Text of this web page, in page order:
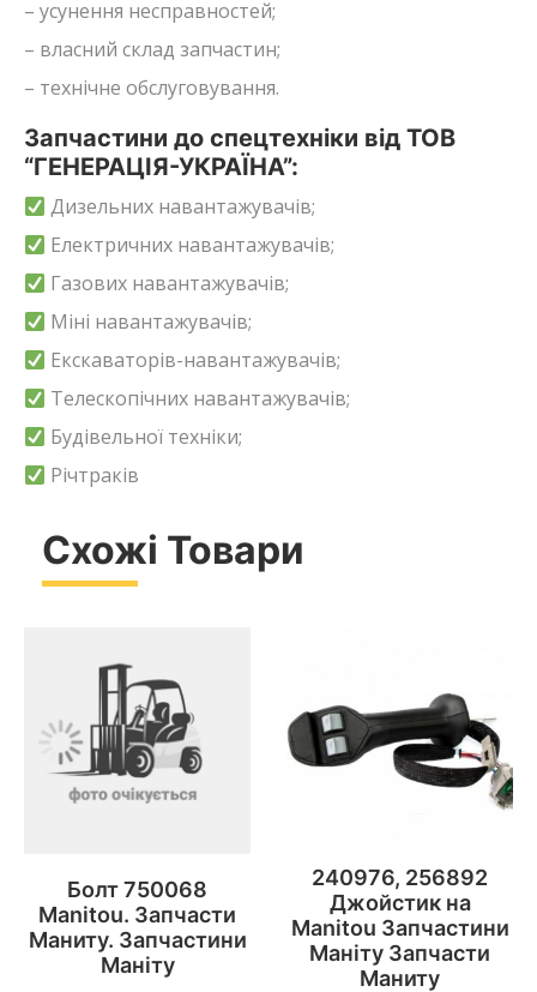
– усунення несправностей;
– власний склад запчастин;
– технічне обслуговування.
Запчастини до спецтехніки від ТОВ
“ГЕНЕРАЦІЯ-УКРАЇНА”:
Дизельних навантажувачів;
Електричних навантажувачів;
Газових навантажувачів;
Міні навантажувачів;
Екскаваторів-навантажувачів;
Телескопічних навантажувачів;
Будівельної техніки;
Річтраків
Схожі Товари
Болт 750068
Manitou. Запчасти
Маниту. Запчастини
Маніту
240976, 256892
Джойстик на
Manitou Запчастини
Маніту Запчасти
Маниту